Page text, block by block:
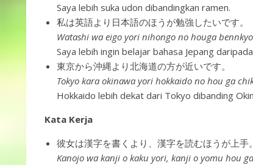
Saya lebih suka udon dibandingkan ramen.
私は英語より日本語のほうが勉強したいです。
Watashi wa eigo yori nihongo no houga
Saya lebih ingin belajar bahasa Jepang
東京から沖縄より北海道の方が近いです。
Tokyo kara okinawa yori hokkaido no hou ga
Hokkaido lebih dekat dari Tokyo dibanding
Kata Kerja
彼女は漢字を書くより、漢字を読むほうが上手。
Kanojo wa kanji o kaku yori, kanji o yomu hou